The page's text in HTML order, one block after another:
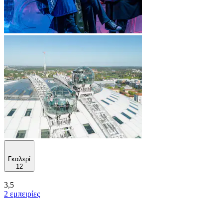
Γκαλερί
12
3,5
2 εμπειρίες